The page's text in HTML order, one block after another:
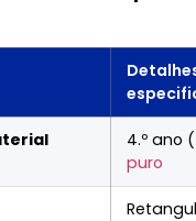
4.º ano
puro